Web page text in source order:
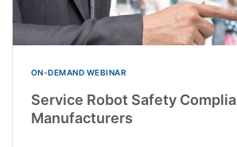
ON-DEMAND WEBINAR
Service Robot Safety
Manufacturers